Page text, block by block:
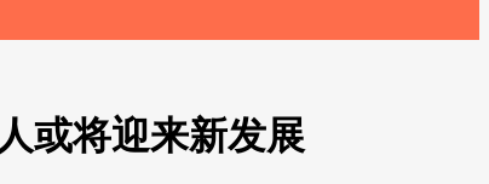
或将迎来新发展